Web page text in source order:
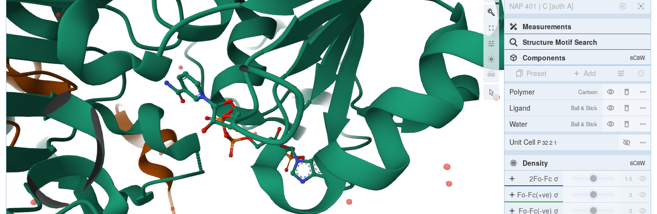
NAP 401 | C [auth A]
Measurements
Structure Motif Search
Components
6C8W
Preset
Add
Polymer
Cartoon
Ligand Ball & Stick
Water Ball & Stick
Unit Cell P 32 2 1
Density 6C8W
2Fo-Fc σ
Fo-Fc(+ve) σ
Fo-Fc(-ve) σ